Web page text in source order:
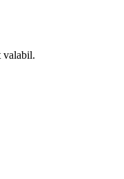
valabil.